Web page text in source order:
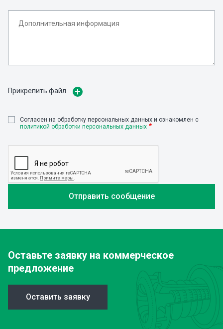
Прикрепить файл
Cогласен на обработку персональных данных и ознакомлен с
политикой обработки персональных данных
Оставьте заявку на коммерческое
предложение
Оставить заявку